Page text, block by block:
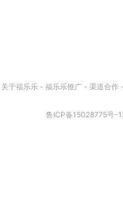
关于福乐乐 - 福乐乐推广 - 渠道合作 -
鲁ICP备15028775号-